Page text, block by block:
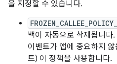
을 지정할 수 있습니다.
백이 자동으로 삭제됩니다
이벤트가 앱에 중요하지
트) 이 정책을 사용합니다.